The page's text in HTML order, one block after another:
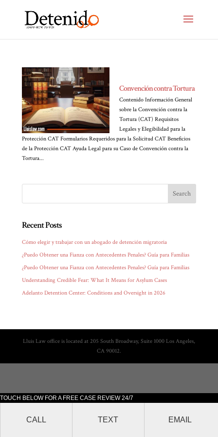
TOUCH BELOW FOR A FREE CASE REVIEW 24/7
CALL TEXT EMAIL
Convención contra Tortura
Contenido Información General
sobre la Convención contra la
Tortura (CAT) Requisitos
Legales y Elegibilidad para la
Protección CAT Formularios Requeridos para la Solicitud CAT Beneficios
de la Protección CAT Ayuda Legal para su Caso de Convención contra la
Tortura...
Recent Posts
Cómo elegir y trabajar con un abogado de detención migratoria
¿Puedo Obtener una Fianza con Antecedentes Penales? Guía para Familias
¿Puedo Obtener una Fianza con Antecedentes Penales? Guía para Familias
Understanding Credible Fear: What It Means for Asylum Cases
Adelanto Detention Center: Conditions and Oversight in 2026
Lluis Law office is located at 205 South Broadway, Suite 1000 Los Angeles,
CA 90012.